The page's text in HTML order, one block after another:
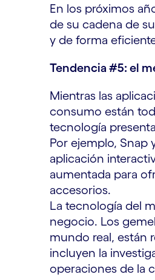
En los próximos
de su cadena de
y de forma
Tendencia #5: el
Mientras las
consumo están
tecnología
Por ejemplo, Snap
aplicación
aumentada para
accesorios.
La tecnología del
negocio. Los
mundo real, están
incluyen la
operaciones de la